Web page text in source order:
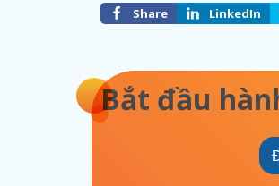
Share LinkedIn
Bắt đầu